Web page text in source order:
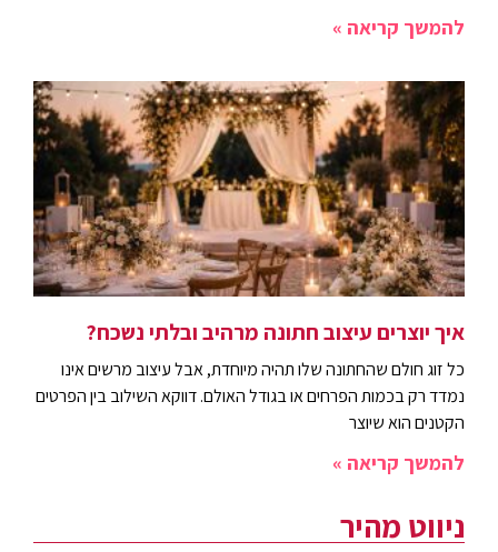
להמשך קריאה »
איך יוצרים עיצוב חתונה מרהיב ובלתי נשכח?
כל זוג חולם שהחתונה שלו תהיה מיוחדת, אבל עיצוב מרשים אינו
נמדד רק בכמות הפרחים או בגודל האולם. דווקא השילוב בין הפרטים
הקטנים הוא שיוצר
להמשך קריאה »
ניווט מהיר